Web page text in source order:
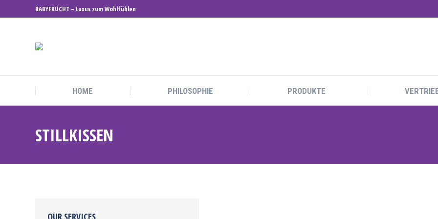
BABYFRÜCHT – Luxus zum Wohlfühlen
HOME PHILOSOPHIE PRODUKTE
STILLKISSEN
OUR SERVICES